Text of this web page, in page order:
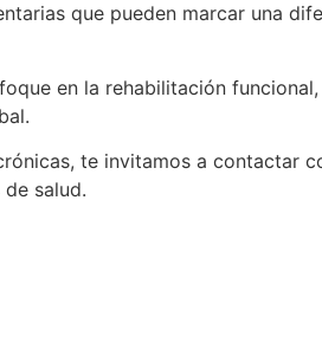
que pueden marcar una
en la rehabilitación
te invitamos a contactar
salud.